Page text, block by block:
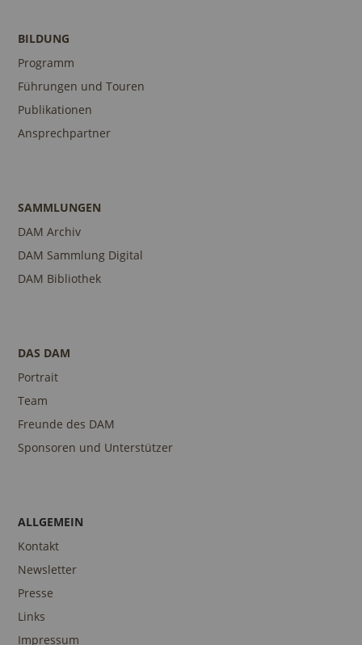
BILDUNG
Programm
Führungen und Touren
Publikationen
Ansprechpartner
SAMMLUNGEN
DAM Archiv
DAM Sammlung Digital
DAM Bibliothek
DAS DAM
Portrait
Team
Freunde des DAM
Sponsoren und Unterstützer
ALLGEMEIN
Kontakt
Newsletter
Presse
Links
Impressum